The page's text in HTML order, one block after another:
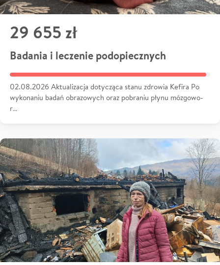
29 655 zł
Badania i leczenie podopiecznych
02.08.2026 Aktualizacja dotycząca stanu zdrowia Kefira Po
wykonaniu badań obrazowych oraz pobraniu płynu mózgowo-
r…